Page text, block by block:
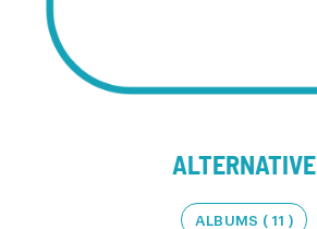
ALTERNATIVE
ALBUMS ( 11 )